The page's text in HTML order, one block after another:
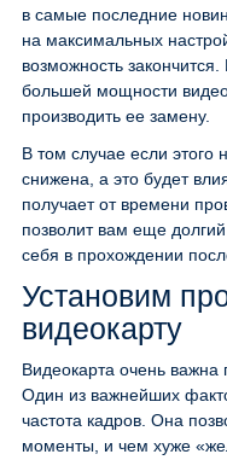
в самые последние
на максимальных
возможность
большей мощности
производить ее замену.
В том случае если этого
снижена, а это будет
получает от времени
позволит вам еще
себя в прохождении
Установим
видеокарту
Видеокарта очень важна
Один из важнейших
частота кадров. Она
моменты, и чем хуже